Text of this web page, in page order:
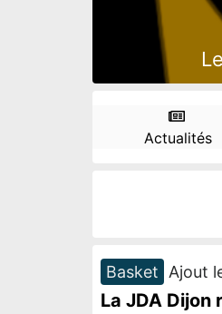
Actualités
Basket Ajout
La JDA Dijon